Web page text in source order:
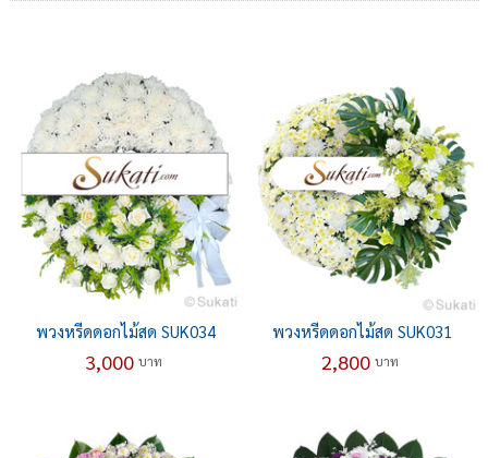
พวงหรีดดอกไม้สด SUK034
3,000 บาท
พวงหรีดดอกไม้สด SUK031
2,800 บาท